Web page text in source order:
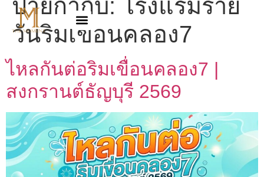
ป้ายกำกับ: โรงแรมราย
วันริมเขื่อนคลอง7
ไหลกันต่อริมเขื่อนคลอง7 |
สงกรานต์ธัญบุรี 2569